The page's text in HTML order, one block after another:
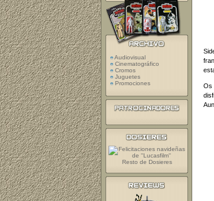
Os
Audiovisual
Cinematográfico
Cromos
Juguetes
Promociones
Resto de Dosieres